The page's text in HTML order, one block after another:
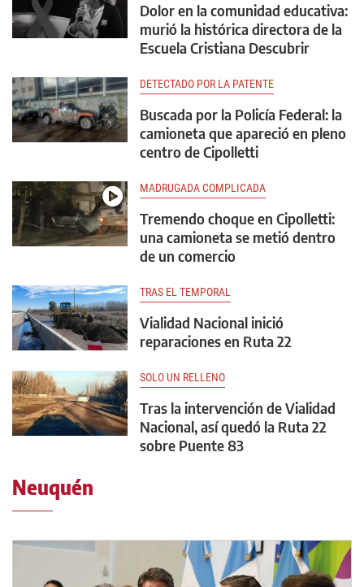
Dolor en la comunidad educativa:
murió la histórica directora de la
Escuela Cristiana Descubrir
DETECTADO POR LA PATENTE
Buscada por la Policía Federal: la
camioneta que apareció en pleno
centro de Cipolletti
MADRUGADA COMPLICADA
Tremendo choque en Cipolletti:
una camioneta se metió dentro
de un comercio
TRAS EL TEMPORAL
Vialidad Nacional inició
reparaciones en Ruta 22
SOLO UN RELLENO
Tras la intervención de Vialidad
Nacional, así quedó la Ruta 22
sobre Puente 83
Neuquén